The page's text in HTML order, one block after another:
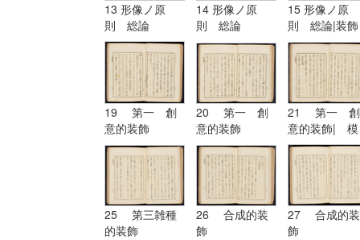
13 形像ノ原
則 総論
14 形像ノ原
則 総論
15 形像ノ原
則 総論|装飾
ノ原理
19 第一 創
意的装飾
20 第一 創
意的装飾
21 第一 創
意的装飾| 模
擬的装飾
25 第三雑種
的装飾
26 合成的装
飾
27 合成的装
飾